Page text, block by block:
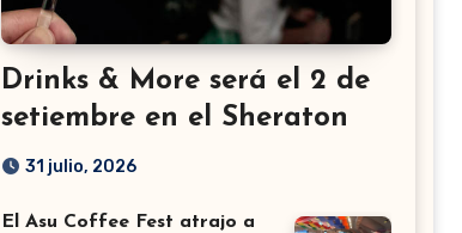
Drinks & More será el 2 de
setiembre en el Sheraton
31 julio, 2026
El Asu Coffee Fest atrajo a